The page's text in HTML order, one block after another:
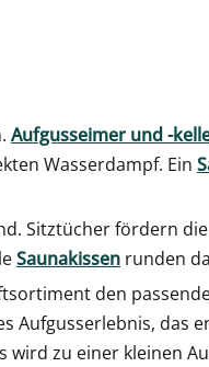
Aufgusseimer und -
Wasserdampf. Ein
Sitztücher fördern die
Saunakissen runden
den
Aufgusserlebnis, das
zu einer kleinen